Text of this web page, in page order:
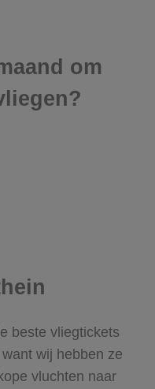
om
beste vliegtickets
wij hebben ze
vluchten naar